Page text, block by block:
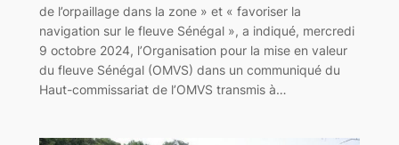
de l’orpaillage dans la zone » et « favoriser la
navigation sur le fleuve Sénégal », a indiqué, mercredi
9 octobre 2024, l’Organisation pour la mise en valeur
du fleuve Sénégal (OMVS) dans un communiqué du
Haut-commissariat de l’OMVS transmis à…